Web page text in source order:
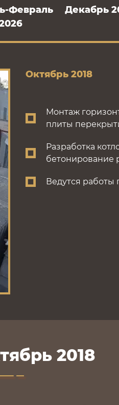
Февраль
Декабрь
Октябрь 2018
Монтаж
плиты
Разработка
бетонирование
Ведутся работы
2018